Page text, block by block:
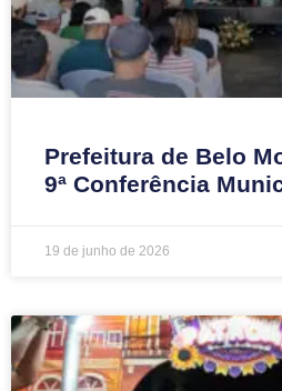
Prefeitura de Belo
9ª Conferência
19 de junho de 2026